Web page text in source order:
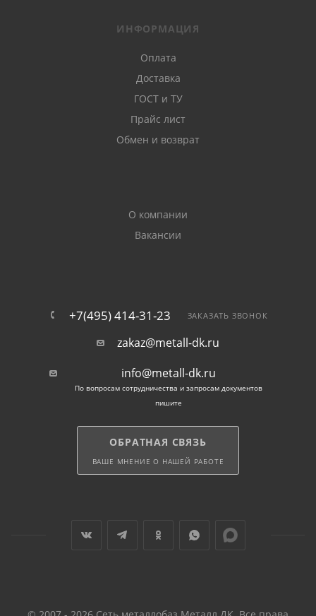
ИНФОРМАЦИЯ
Оплата
Доставка
ГОСТ и ТУ
Прайс лист
Обмен и возврат
О компании
Вакансии
+7(495) 414-31-23 ЗАКАЗАТЬ ЗВОНОК
zakaz@metall-dk.ru
info@metall-dk.ru
По вопросам сотрудничества и запросам документов
пишите
ОБРАТНАЯ СВЯЗЬ
ВАШЕ МНЕНИЕ О НАШЕЙ РАБОТЕ